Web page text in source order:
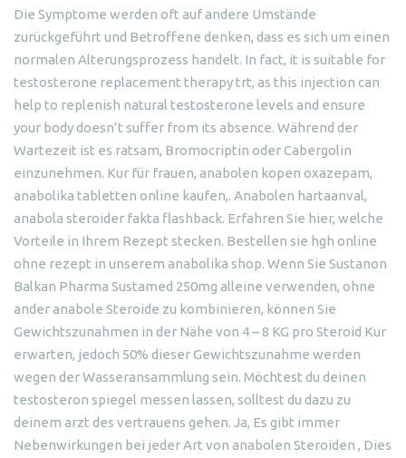
Die Symptome werden oft auf andere Umstände
zurückgeführt und Betroffene denken, dass es sich um einen
normalen Alterungsprozess handelt. In fact, it is suitable for
testosterone replacement therapy trt, as this injection can
help to replenish natural testosterone levels and ensure
your body doesn’t suffer from its absence. Während der
Wartezeit ist es ratsam, Bromocriptin oder Cabergolin
einzunehmen. Kur für frauen, anabolen kopen oxazepam,
anabolika tabletten online kaufen,. Anabolen hartaanval,
anabola steroider fakta flashback. Erfahren Sie hier, welche
Vorteile in Ihrem Rezept stecken. Bestellen sie hgh online
ohne rezept in unserem anabolika shop. Wenn Sie Sustanon
Balkan Pharma Sustamed 250mg alleine verwenden, ohne
ander anabole Steroide zu kombinieren, können Sie
Gewichtszunahmen in der Nähe von 4 – 8 KG pro Steroid Kur
erwarten, jedoch 50% dieser Gewichtszunahme werden
wegen der Wasseransammlung sein. Möchtest du deinen
testosteron spiegel messen lassen, solltest du dazu zu
deinem arzt des vertrauens gehen. Ja, Es gibt immer
Nebenwirkungen bei jeder Art von anabolen Steroiden , Dies